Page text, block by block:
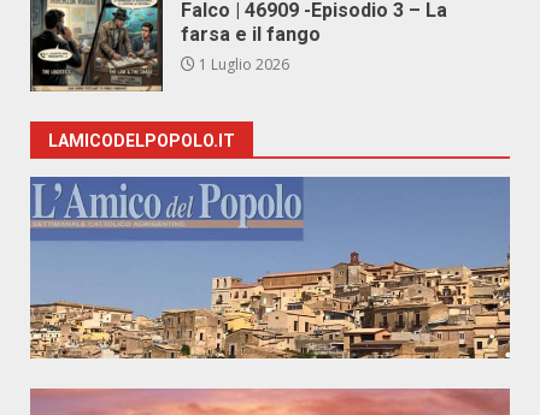
Falco | 46909 -Episodio 3 – La
farsa e il fango
1 Luglio 2026
LAMICODELPOPOLO.IT